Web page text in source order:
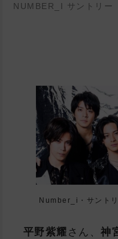
NUMBER_I サントリー
Number_i・サント
平野紫耀 さん、 神